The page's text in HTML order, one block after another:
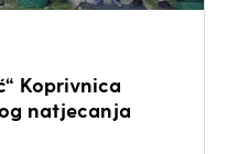
Koprivnica
natjecanja